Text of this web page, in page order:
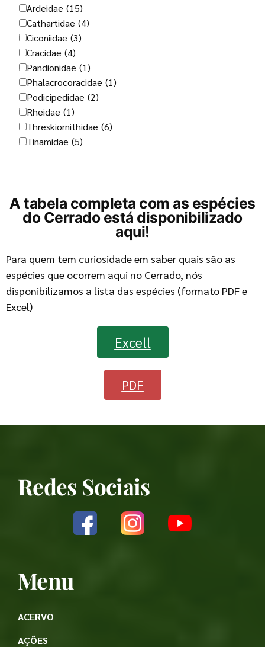
Ardeidae (15)
Cathartidae (4)
Ciconiidae (3)
Cracidae (4)
Pandionidae (1)
Phalacrocoracidae (1)
Podicipedidae (2)
Rheidae (1)
Threskiornithidae (6)
Tinamidae (5)
A tabela completa com as espécies
do Cerrado está disponibilizado
aqui!
Para quem tem curiosidade em saber quais são as
espécies que ocorrem aqui no Cerrado, nós
disponibilizamos a lista das espécies (formato PDF e
Excel)
Excell
PDF
Redes Sociais
Menu
ACERVO
AÇÕES